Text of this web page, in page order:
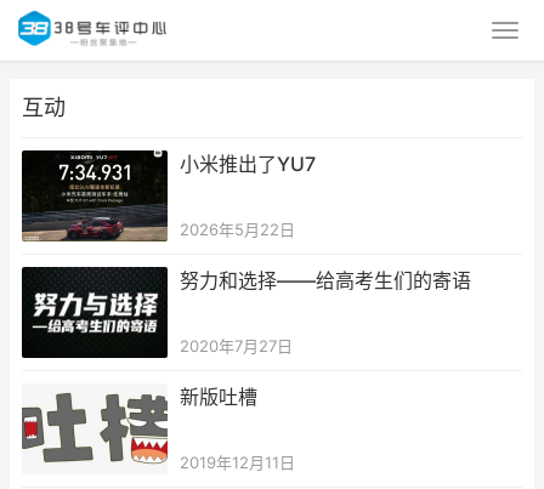
互动
小米推出了YU7
2026年5月22日
努力和选择——给高考生们的寄语
2020年7月27日
新版吐槽
2019年12月11日